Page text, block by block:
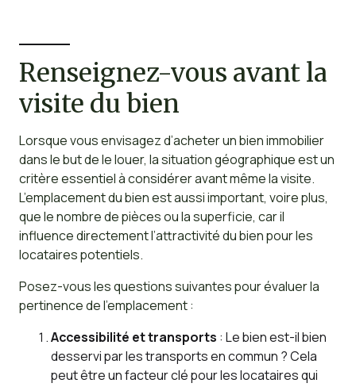
Renseignez-vous avant la
visite du bien
Lorsque vous envisagez d’acheter un bien immobilier
dans le but de le louer, la situation géographique est un
critère essentiel à considérer avant même la visite.
L’emplacement du bien est aussi important, voire plus,
que le nombre de pièces ou la superficie, car il
influence directement l’attractivité du bien pour les
locataires potentiels.
Posez-vous les questions suivantes pour évaluer la
pertinence de l’emplacement :
Accessibilité et transports : Le bien est-il bien
desservi par les transports en commun ? Cela
peut être un facteur clé pour les locataires qui